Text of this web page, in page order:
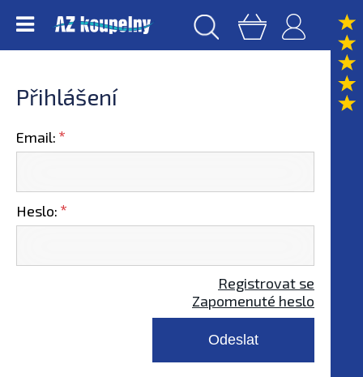
Přihlášení
Email:
Heslo:
Registrovat se
Zapomenuté heslo
Odeslat